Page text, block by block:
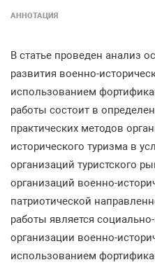
АННОТАЦИЯ
В статье проведен анализ
развития военно-
использованием
работы состоит в
практических методов
исторического туризма в
организаций туристского
организаций военно-
патриотической
работы является
организации военно-
использованием